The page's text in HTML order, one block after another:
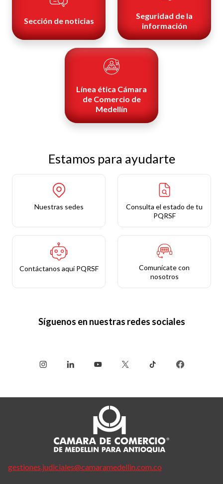
Sección de noticias
Seguridad de la
información
Línea ética Cámara
de Comercio de
Medellín
Estamos para ayudarte
Nuestras sedes
Consulta el estado de tu
PQRSF
Contáctanos aquí PQRSF
Comunícate con
nosotros
Síguenos en nuestras redes sociales
gestiones.judiciales@camaramedellin.com.co